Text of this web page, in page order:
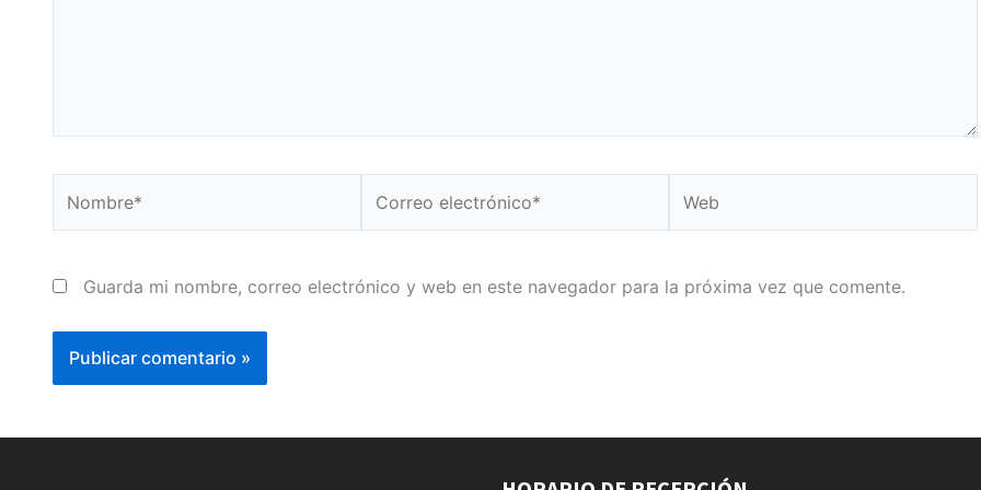
electrónico*
Guarda mi nombre, correo electrónico y web en este navegador para la próxima vez que comente.